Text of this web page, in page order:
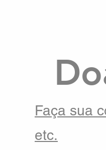
Faça sua
etc.